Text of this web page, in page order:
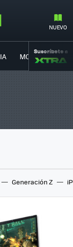
NUEVO
MOVILIDAD
Suscríbete a
Generación Z